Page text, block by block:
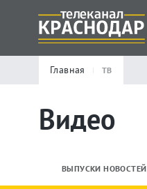
Главная ТВ
Видео
ВЫПУСКИ НОВОСТЕЙ